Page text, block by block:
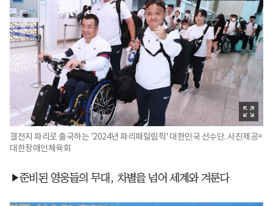
결전지 파리로 출국하는 '2024년 파리패럴림픽' 대한민국 선수단. 사진제공=
대한장애인체육회
▶준비된 영웅들의 무대, 차별을 넘어 세계와 겨룬다